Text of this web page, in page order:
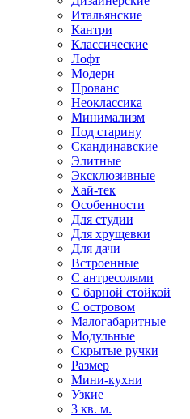
Итальянские
Кантри
Классические
Лофт
Модерн
Прованс
Неоклассика
Минимализм
Под старину
Скандинавские
Элитные
Эксклюзивные
Хай-тек
Особенности
Для студии
Для хрущевки
Для дачи
Встроенные
С антресолями
С барной стойкой
С островом
Малогабаритные
Модульные
Скрытые ручки
Размер
Мини-кухни
Узкие
3 кв. м.